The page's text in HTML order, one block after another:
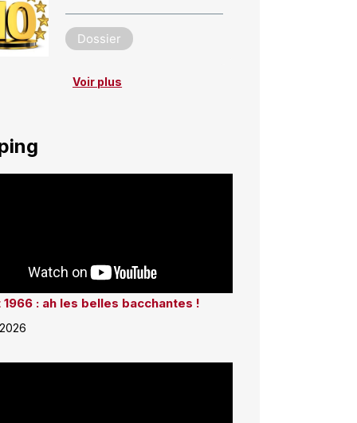
Dossier
Voir plus
1966 : ah les belles bacchantes !